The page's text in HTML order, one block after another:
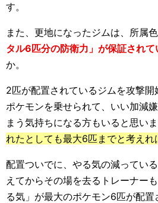
す。
また、更地になったジムは、所属色
タル6匹分の防衛力」が保証されて
か。
2匹が配置されているジムを攻撃開
ポケモンを乗せられて、いい加減
まう気持ちになる方もいると思いま
れたとしても最大6匹までと考えれ
配置ついでに、やる気の減ってい
えてからその場を去るトレーナー
る気」が最大のポケモン6匹が配